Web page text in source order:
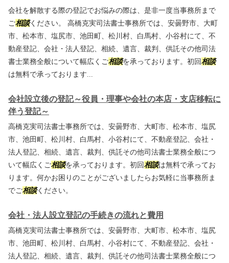
会社を解散する際の登記でお悩みの際は、是非一度当事務所まで
ご相談ください。 高橋克実司法書士事務所では、安曇野市、大町
市、松本市、塩尻市、池田町、松川村、白馬村、小谷村にて、不
動産登記、会社・法人登記、相続、遺言、裁判、供託その他司法
書士業務全般について幅広くご相談を承っております。初回相談
は無料で承っております...
会社設立後の登記～役員・理事や会社の本店・支店移転に
伴う登記～
高橋克実司法書士事務所では、安曇野市、大町市、松本市、塩尻
市、池田町、松川村、白馬村、小谷村にて、不動産登記、会社・
法人登記、相続、遺言、裁判、供託その他司法書士業務全般につ
いて幅広くご相談を承っております。初回相談は無料で承ってお
ります。何かお困りのことがございましたらお気軽に当事務所ま
でご相談ください。
会社・法人設立登記の手続きの流れと費用
高橋克実司法書士事務所では、安曇野市、大町市、松本市、塩尻
市、池田町、松川村、白馬村、小谷村にて、不動産登記、会社・
法人登記、相続、遺言、裁判、供託その他司法書士業務全般につ